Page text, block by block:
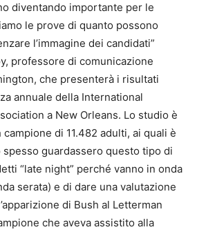
diventando importante per le
le prove di quanto possono
l’immagine dei candidati”
professore di comunicazione
che presenterà i risultati
annuale della International
a New Orleans. Lo studio è
di 11.482 adulti, ai quali è
guardassero questo tipo di
“late night” perché vanno in onda
serata) e di dare una valutazione
di Bush al Letterman
che aveva assistito alla